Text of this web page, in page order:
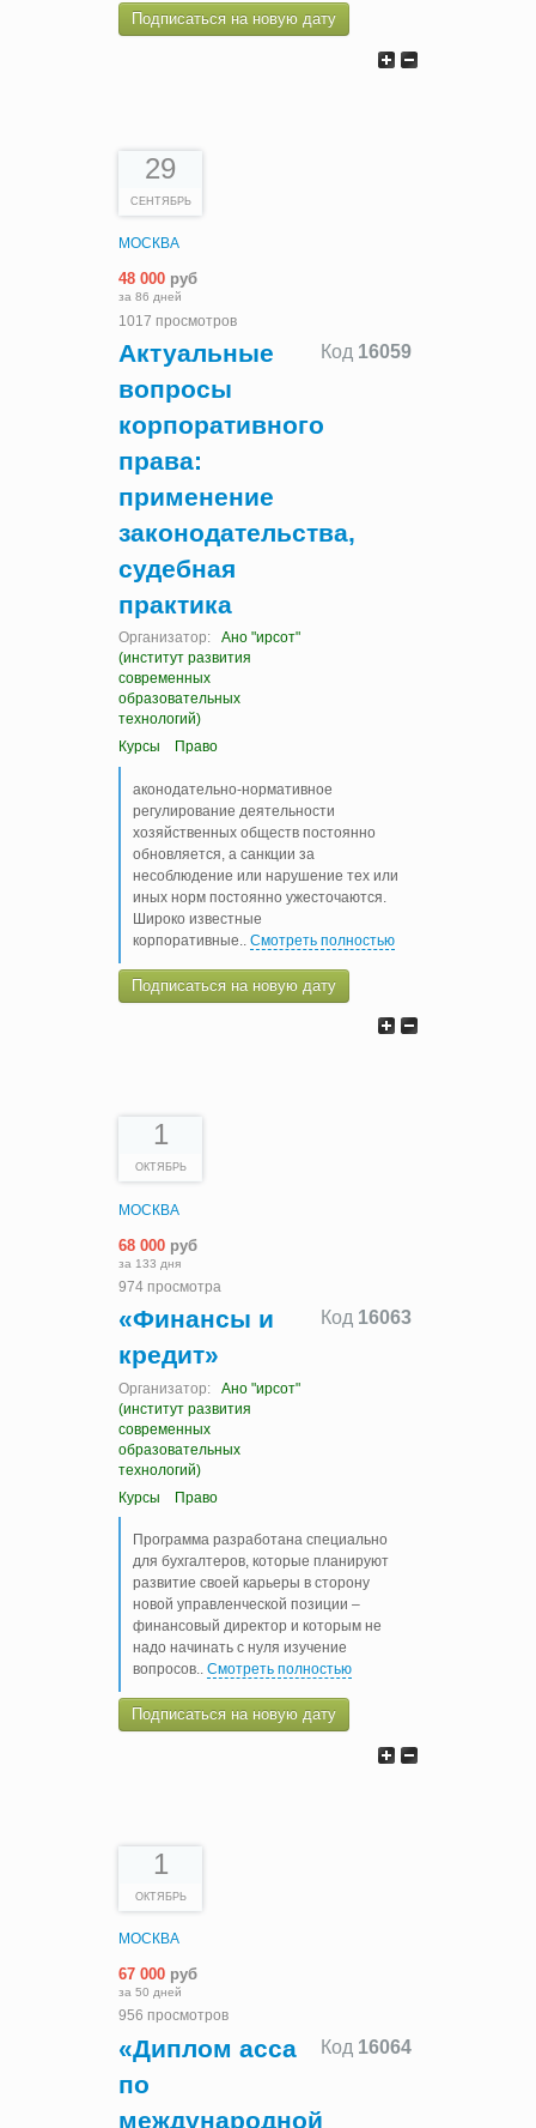
Подписаться на новую дату
29
СЕНТЯБРЬ
МОСКВА
48 000 руб
за 86 дней
1017 просмотров
Код 16059
Актуальные
вопросы
корпоративного
права:
применение
законодательства,
судебная
практика
Организатор:
Ано "ирсот"
(институт развития
современных
образовательных
технологий)
Курсы
Право
аконодательно-нормативное
регулирование деятельности
хозяйственных обществ постоянно
обновляется, а санкции за
несоблюдение или нарушение тех или
иных норм постоянно ужесточаются.
Широко известные
корпоративные
Смотреть полностью
Подписаться на новую дату
1
ОКТЯБРЬ
МОСКВА
68 000 руб
за 133 дня
974 просмотра
Код 16063
«Финансы и
кредит»
Организатор:
Ано "ирсот"
(институт развития
современных
образовательных
технологий)
Курсы
Право
Программа разработана специально
для бухгалтеров, которые планируют
развитие своей карьеры в сторону
новой управленческой позиции –
финансовый директор и которым не
надо начинать с нуля изучение
вопросов.. Смотреть полностью
Подписаться на новую дату
1
ОКТЯБРЬ
МОСКВА
67 000 руб
за 50 дней
956 просмотров
Код 16064
«Диплом асса
по
международной